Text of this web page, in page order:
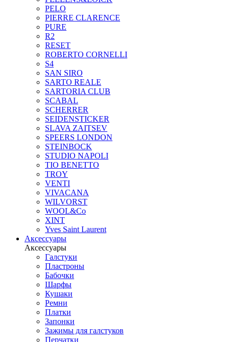
PELO
PIERRE CLARENCE
PURE
R2
RESET
ROBERTO CORNELLI
S4
SAN SIRO
SARTO REALE
SARTORIA CLUB
SCABAL
SCHERRER
SEIDENSTICKER
SLAVA ZAITSEV
SPEERS LONDON
STEINBOCK
STUDIO NAPOLI
TIO BENETTO
TROY
VENTI
VIVACANA
WILVORST
WOOL&Co
XINT
Yves Saint Laurent
Аксессуары
Аксессуары
Галстуки
Пластроны
Бабочки
Шарфы
Кушаки
Ремни
Платки
Запонки
Зажимы для галстуков
Перчатки